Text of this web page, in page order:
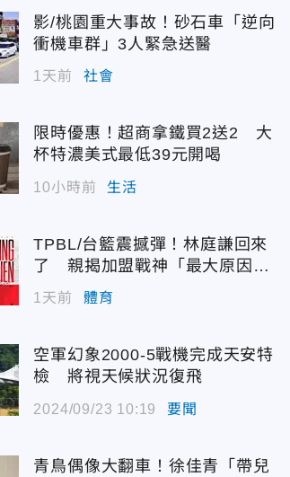
影/桃園重大事故！砂石車「逆向
衝機車群」3人緊急送醫
1天前 社會
限時優惠！超商拿鐵買2送2 大
杯特濃美式最低39元開喝
10小時前 生活
TPBL/台籃震撼彈！林庭謙回來
了 親揭加盟戰神「最大原因」
惹鼻酸
1天前 體育
空軍幻象2000-5戰機完成天安特
檢 將視天候狀況復飛
2024/09/23 10:19 要聞
青鳥偶像大翻車！徐佳青「帶兒